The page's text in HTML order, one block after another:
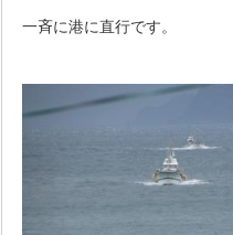
一斉に港に直行です。